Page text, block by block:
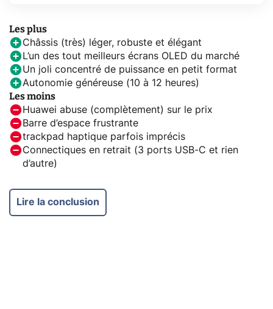
Les plus
Châssis (très) léger, robuste et élégant
L’un des tout meilleurs écrans OLED du marché
Un joli concentré de puissance en petit format
Autonomie généreuse (10 à 12 heures)
Les moins
Huawei abuse (complètement) sur le prix
Barre d’espace frustrante
trackpad haptique parfois imprécis
Connectiques en retrait (3 ports USB-C et rien
d’autre)
Lire la conclusion